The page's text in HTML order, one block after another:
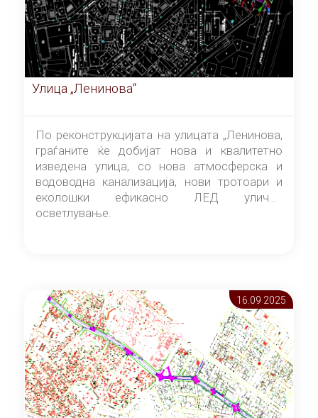
Улица „Ленинова“
По реконструкцијата на улицата „Ленинова,
граѓаните ќе добијат нова и квалитетно
изведена улица, со нова атмосферска и
водоводна канализација, нови тротоари и
еколошки ефикасно ЛЕД улично
осветлување.
16.09 2025